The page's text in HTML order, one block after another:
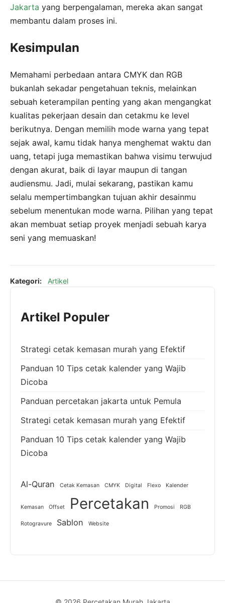
Jakarta yang berpengalaman, mereka akan sangat
membantu dalam proses ini.
Kesimpulan
Memahami perbedaan antara CMYK dan RGB
bukanlah sekadar pengetahuan teknis, melainkan
sebuah keterampilan penting yang akan mengangkat
kualitas pekerjaan desain dan cetakmu ke level
berikutnya. Dengan memilih mode warna yang tepat
sejak awal, kamu tidak hanya menghemat waktu dan
uang, tetapi juga memastikan bahwa visimu terwujud
dengan akurat, baik di layar maupun di tangan
audiensmu. Jadi, mulai sekarang, pastikan kamu
selalu mempertimbangkan tujuan akhir desainmu
sebelum menentukan mode warna. Pilihan yang tepat
akan membuat setiap proyek menjadi sebuah karya
seni yang memuaskan!
Kategori: Artikel
Artikel Populer
Strategi cetak kemasan murah yang Efektif
Panduan 10 Tips cetak kalender yang Wajib
Dicoba
Panduan percetakan jakarta untuk Pemula
Strategi cetak kemasan murah yang Efektif
Panduan 10 Tips cetak kalender yang Wajib
Dicoba
Al-Quran Cetak Kemasan CMYK Digital Flexo Kalender
Kemasan Offset Percetakan Promosi RGB
Rotogravure Sablon Website